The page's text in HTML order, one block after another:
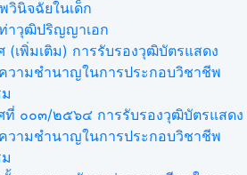
วินิจฉัยในเด็ก
ท่า​วุฒิปริญญา​เอก
(เพิ่มเติม) การรับรองวุฒิบัตรแสดง
วามชำนาญในการประกอบวิชาชีพ
ที่ ๐๐๓/๒๕๖๔ การรับรองวุฒิบัตรแสดง
วามชำนาญในการประกอบวิชาชีพ